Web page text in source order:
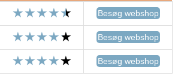
Besøg webshop
Besøg webshop
Besøg webshop